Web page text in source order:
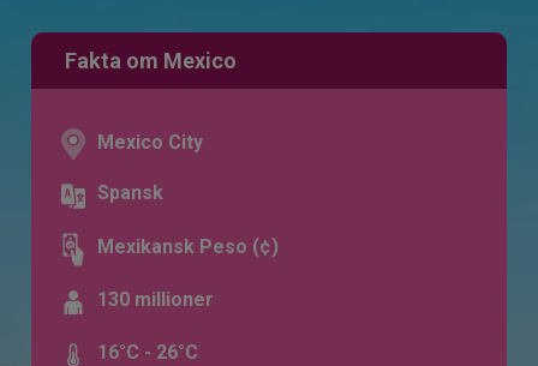
Fakta om Mexico
Mexico City
Spansk
Mexikansk Peso (¢)
130 millioner
16°C - 26°C